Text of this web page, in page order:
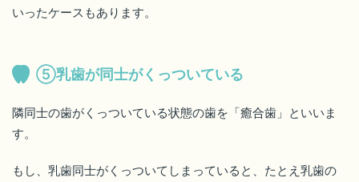
いったケースもあります。
⑤乳歯が同士がくっついている
隣同士の歯がくっついている状態の歯を「癒合歯」といいま
す。
もし、乳歯同士がくっついてしまっていると、たとえ乳歯の